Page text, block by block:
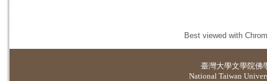
Best viewed with
臺灣大學文學院佛
National Taiwan